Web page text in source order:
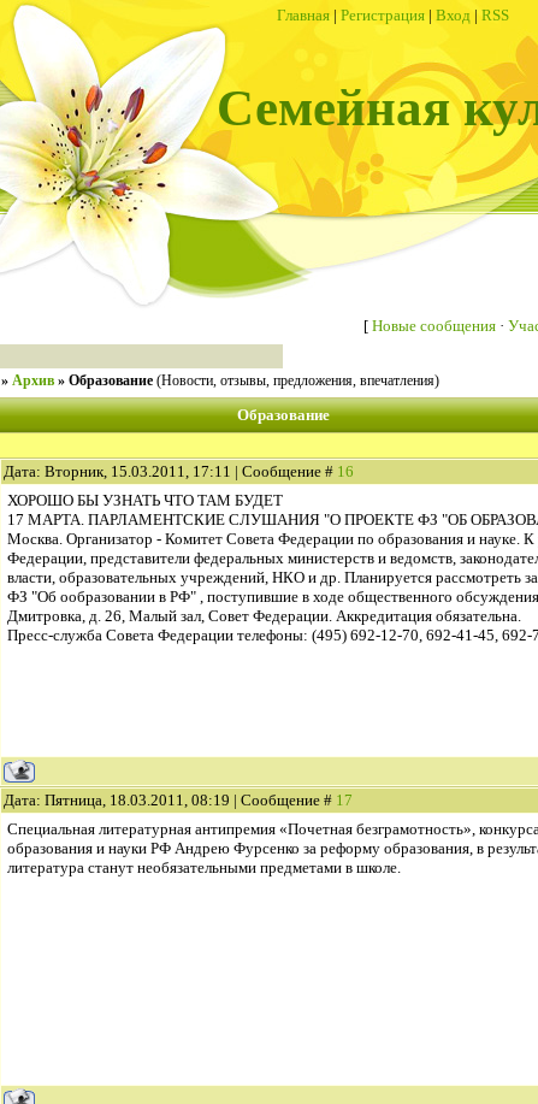
Главная | Регистрация | Вход | RSS
Семейная
[ Новые сообщения ·
» Архив » Образование (Новости, отзывы, предложения, впечатления)
Образование
Дата: Вторник, 15.03.2011, 17:11 | Сообщение # 16
ХОРОШО БЫ УЗНАТЬ ЧТО ТАМ БУДЕТ
17 МАРТА. ПАРЛАМЕНТСКИЕ СЛУШАНИЯ "О ПРОЕКТЕ ФЗ "ОБ
Москва. Организатор - Комитет Совета Федерации по образования и науке.
Федерации, представители федеральных министерств и ведомств,
власти, образовательных учреждений, НКО и др. Планируется рассмотреть
ФЗ "Об ообразовании в РФ" , поступившие в ходе общественного
Дмитровка, д. 26, Малый зал, Совет Федерации. Аккредитация обязательна.
Пресс-служба Совета Федерации телефоны: (495) 692-12-70, 692-41-45, 692-
Дата: Пятница, 18.03.2011, 08:19 | Сообщение # 17
Специальная литературная антипремия «Почетная безграмотность»,
образования и науки РФ Андрею Фурсенко за реформу образования, в
литература станут необязательными предметами в школе.